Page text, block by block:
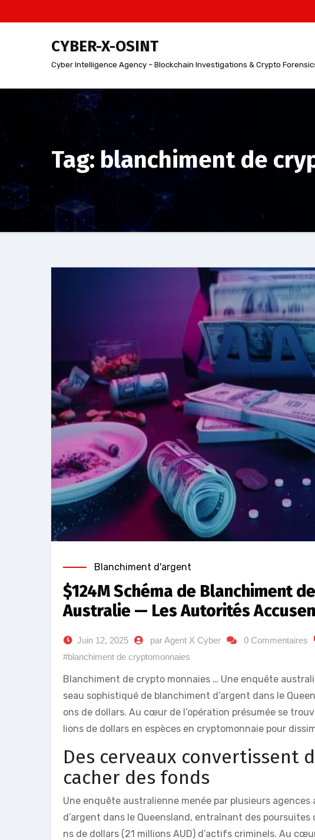
au
CYBER-X-OSINT
Cyber Intelligence Agency – Blockchain Investigations & Crypto
Tag: blanchiment de
Blanchiment d'argent
$124M Schéma de Blanchiment
Australie — Les Autorités
Juin 12, 2025 par Agent X Cyber 0 Commentaires
#blanchiment de cryptomonnaies
Blanchiment de crypto monnaies … Une enquête
seau sophistiqué de blanchiment d’argent dans le
ons de dollars. Au cœur de l’opération présumée se
lions de dollars en espèces en cryptomonnaie pour
Des cerveaux convertissent
cacher des fonds
Une enquête australienne menée par plusieurs
d’argent dans le Queensland, entraînant des
ns de dollars (21 millions AUD) d’actifs criminels. Au